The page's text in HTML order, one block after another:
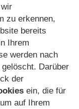
zu erkennen,
bereits
Ihrem
werden nach
Darüber
der
ein, die für
auf Ihrem